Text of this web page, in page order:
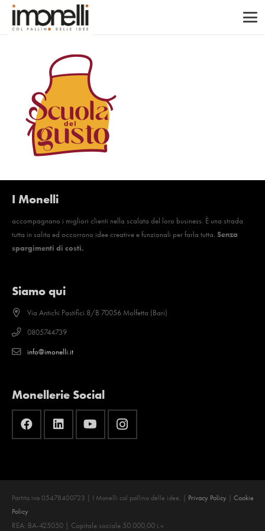
I Monelli
accompagnano i migliori clienti nella scalata del loro business. È una strada
tutta in salita ed occorrono idee creative e funzionali per farla tutta. Senza
spargimenti di costi.
Siamo qui
Via Antichi Pastifici 8/B 70056 Molfetta (Bari)
0805744739
info@imonelli.it
Monellerie Social
Partita iva 05478400723 | I Monelli col pallino delle idee. Privacy Policy
Cookie
Policy
REA: BA-425050 | Capitale sociale 50.000,00 i.v.